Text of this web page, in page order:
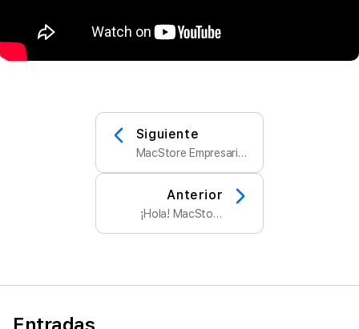
Siguiente
MacStore Empresarial
MéxicoAnterior
¡Hola! MacStore